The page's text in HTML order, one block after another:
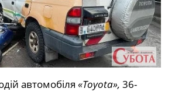
автомобіля «Toyota», 36-